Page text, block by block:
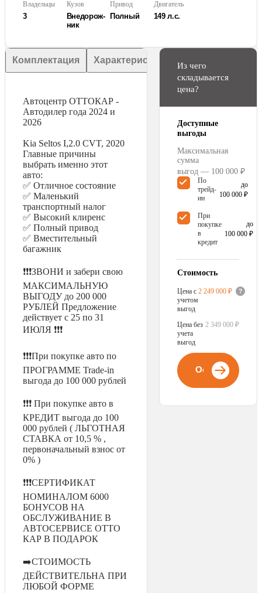
Владельцы
3
Кузов
Внедорож­
ник
Привод
Полный
Двигатель
149 л.с.
Комплектация Характеристики
Автоцентр ОТТОКАР -
Автодилер года 2024 и
2026
Kia Seltos I,2.0 CVT, 2020
Главные причины
выбрать именно этот
авто:
✅ Отличное состояние
✅ Маленький
транспортный налог
✅ Высокий клиренс
✅ Полный привод
✅ Вместительный
багажник
❗❗❗ЗВОНИ и забери свою
МАКСИМАЛЬНУЮ
ВЫГОДУ до 200 000
РУБЛЕЙ Предложение
действует с 25 по 31
ИЮЛЯ ❗❗❗
❗❗❗При покупке авто по
ПРОГРАММЕ Trade-in
выгода до 100 000 рублей
❗❗❗ При покупке авто в
КРЕДИТ выгода до 100
000 рублей ( ЛЬГОТНАЯ
СТАВКА от 10,5 % ,
первоначальный взнос от
0% )
❗❗❗СЕРТИФИКАТ
НОМИНАЛОМ 6000
БОНУСОВ НА
ОБСЛУЖИВАНИЕ В
АВТОСЕРВИСЕ ОТТО
КАР В ПОДАРОК
➡️СТОИМОСТЬ
ДЕЙСТВИТЕЛЬНА ПРИ
ЛЮБОЙ ФОРМЕ
Из чего
складывается
цена?
Доступные
выгоды
Максимальная
сумма
выгод — 100 000 ₽
По
трейд-
ин
до
100 000 ₽
При
покупке
в
кредит
до
100 000 ₽
Стоимость
Цена с
учетом
выгод
2 249 000 ₽
Цена без
учета
выгод
2 349 000 ₽
Оставить